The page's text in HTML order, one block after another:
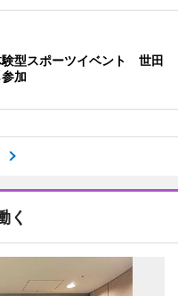
験型スポーツイベント 世田
加
く